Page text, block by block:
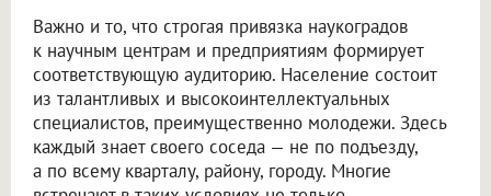
Важно и то, что строгая привязка наукоградов
к научным центрам и предприятиям формирует
соответствующую аудиторию. Население состоит
из талантливых и высокоинтеллектуальных
специалистов, преимущественно молодежи. Здесь
каждый знает своего соседа — не по подъезду,
а по всему кварталу, району, городу. Многие